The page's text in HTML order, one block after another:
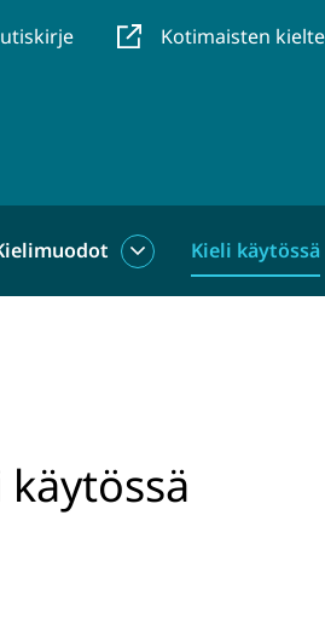
Kotimaisten
KielimuodotKieli käytössä
käytössä